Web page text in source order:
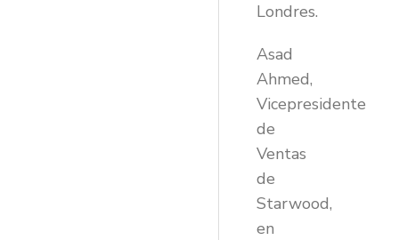
Londres.
Asad
Ahmed,
Vicepresidente
de
Ventas
de
Starwood,
en